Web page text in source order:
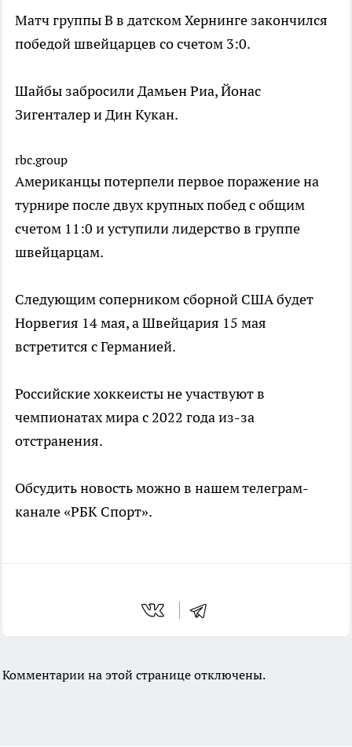
Матч группы B в датском Хернинге закончился
победой швейцарцев со счетом 3:0.
Шайбы забросили Дамьен Риа, Йонас
Зигенталер и Дин Кукан.
rbc.group
Американцы потерпели первое поражение на
турнире после двух крупных побед с общим
счетом 11:0 и уступили лидерство в группе
швейцарцам.
Следующим соперником сборной США будет
Норвегия 14 мая, а Швейцария 15 мая
встретится с Германией.
Российские хоккеисты не участвуют в
чемпионатах мира с 2022 года из-за
отстранения.
Обсудить новость можно в нашем телеграм-
канале «РБК Спорт».
Комментарии на этой странице отключены.